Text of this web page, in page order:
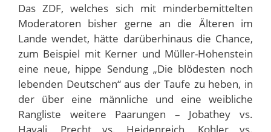
Das ZDF, welches sich mit minderbemittelten
Moderatoren bisher gerne an die Älteren im
Lande wendet, hätte darüberhinaus die Chance,
zum Beispiel mit Kerner und Müller-Hohenstein
eine neue, hippe Sendung „Die blödesten noch
lebenden Deutschen“ aus der Taufe zu heben, in
der über eine männliche und eine weibliche
Rangliste weitere Paarungen – Jobathey vs.